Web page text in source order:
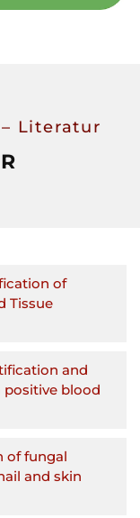
Literatur
of
Tissue
and
blood
of fungal
and skin